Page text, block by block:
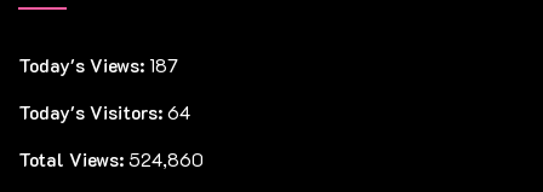
Today's Views: 187
Today's Visitors: 64
Total Views: 524,860